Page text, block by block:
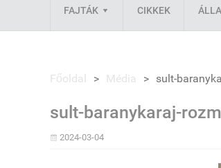
FAJTÁK CIKKEK
Főoldal > Média > sult-
sult-baranykaraj-
2024-03-04